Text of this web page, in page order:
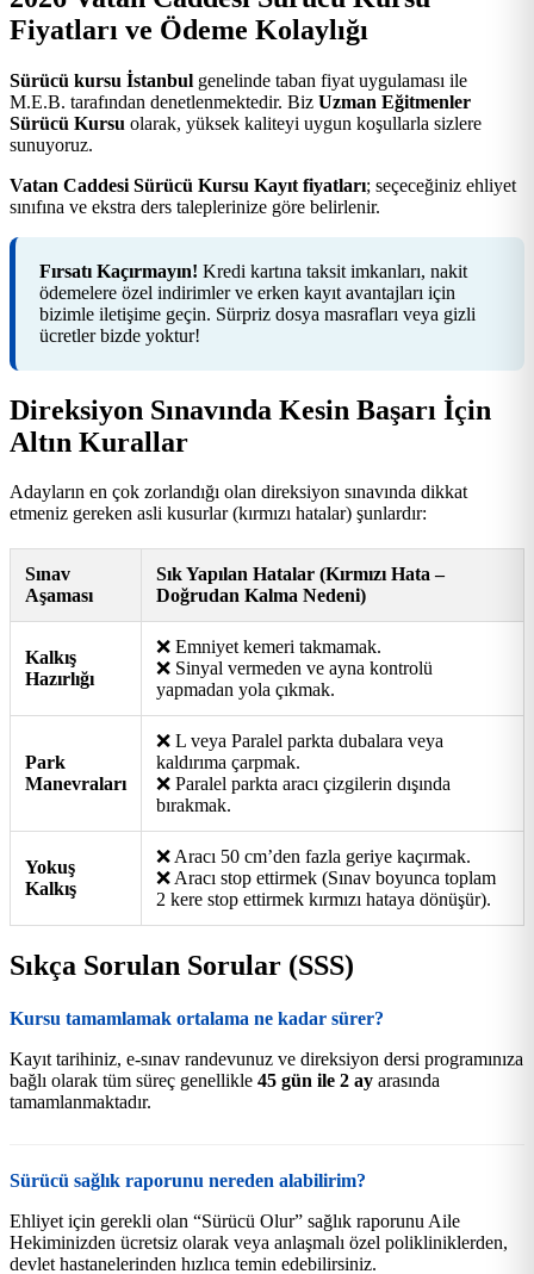
Fiyatları ve Ödeme Kolaylığı
Sürücü kursu İstanbul genelinde taban fiyat uygulaması ile
M.E.B. tarafından denetlenmektedir. Biz Uzman Eğitmenler
Sürücü Kursu olarak, yüksek kaliteyi uygun koşullarla sizlere
sunuyoruz.
Vatan Caddesi Sürücü Kursu Kayıt fiyatları; seçeceğiniz ehliyet
sınıfına ve ekstra ders taleplerinize göre belirlenir.
Fırsatı Kaçırmayın! Kredi kartına taksit imkanları, nakit
ödemelere özel indirimler ve erken kayıt avantajları için
bizimle iletişime geçin. Sürpriz dosya masrafları veya gizli
ücretler bizde yoktur!
Direksiyon Sınavında Kesin Başarı İçin
Altın Kurallar
Adayların en çok zorlandığı olan direksiyon sınavında dikkat
etmeniz gereken asli kusurlar (kırmızı hatalar) şunlardır:
Sınav
Aşaması
Sık Yapılan Hatalar (Kırmızı Hata –
Doğrudan Kalma Nedeni)
Kalkış
Hazırlığı
❌ Emniyet kemeri takmamak.
❌ Sinyal vermeden ve ayna kontrolü
yapmadan yola çıkmak.
Park
Manevraları
❌ L veya Paralel parkta dubalara veya
kaldırıma çarpmak.
❌ Paralel parkta aracı çizgilerin dışında
bırakmak.
Yokuş
Kalkış
❌ Aracı 50 cm’den fazla geriye kaçırmak.
❌ Aracı stop ettirmek (Sınav boyunca toplam
2 kere stop ettirmek kırmızı hataya dönüşür).
Sıkça Sorulan Sorular (SSS)
Kursu tamamlamak ortalama ne kadar sürer?
Kayıt tarihiniz, e-sınav randevunuz ve direksiyon dersi programınıza
bağlı olarak tüm süreç genellikle 45 gün ile 2 ay arasında
tamamlanmaktadır.
Sürücü sağlık raporunu nereden alabilirim?
Ehliyet için gerekli olan “Sürücü Olur” sağlık raporunu Aile
Hekiminizden ücretsiz olarak veya anlaşmalı özel polikliniklerden,
devlet hastanelerinden hızlıca temin edebilirsiniz.